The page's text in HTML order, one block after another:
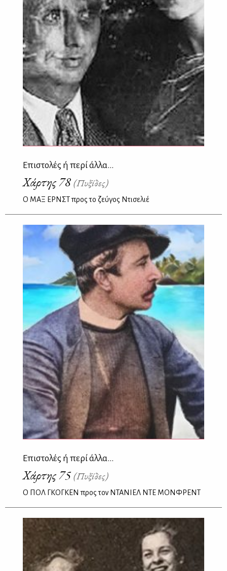
Επιστολές ή περί άλλα...
Χάρτης 78 (Πυξίδες)
Ο ΜΑΞ ΕΡΝΣΤ προς το ζεύγος Ντισελιέ
Επιστολές ή περί άλλα...
Χάρτης 75(Πυξίδες)
O ΠΟΛ ΓΚΟΓΚΕΝ προς τον ΝΤΑΝΙΕΛ ΝΤΕ ΜΟΝΦΡΕΝΤ